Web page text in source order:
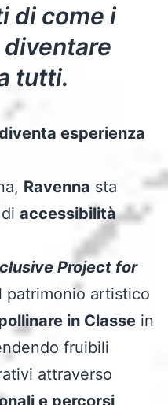
di come i
tutti.
esperienza
Ravenna sta
accessibilità
Project for
artistico
in Classe in
fruibili
attraverso
e percorsi